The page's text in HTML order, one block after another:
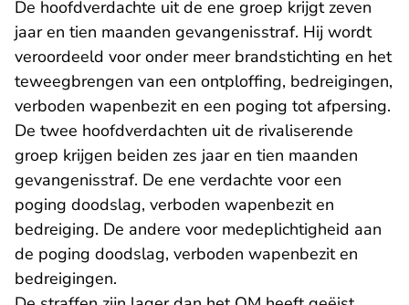
De hoofdverdachte uit de ene groep krijgt zeven
jaar en tien maanden gevangenisstraf. Hij wordt
veroordeeld voor onder meer brandstichting en het
teweegbrengen van een ontploffing, bedreigingen,
verboden wapenbezit en een poging tot afpersing.
De twee hoofdverdachten uit de rivaliserende
groep krijgen beiden zes jaar en tien maanden
gevangenisstraf. De ene verdachte voor een
poging doodslag, verboden wapenbezit en
bedreiging. De andere voor medeplichtigheid aan
de poging doodslag, verboden wapenbezit en
bedreigingen.